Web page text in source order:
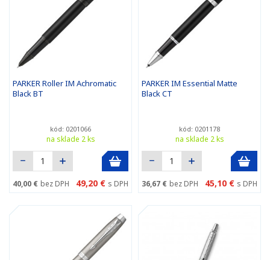
PARKER Roller IM Achromatic
Black BT
kód: 0201066
na sklade 2 ks
40,00 € bez DPH 49,20 € s DPH
PARKER IM Essential Matte
Black CT
kód: 0201178
na sklade 2 ks
36,67 € bez DPH 45,10 € s DPH